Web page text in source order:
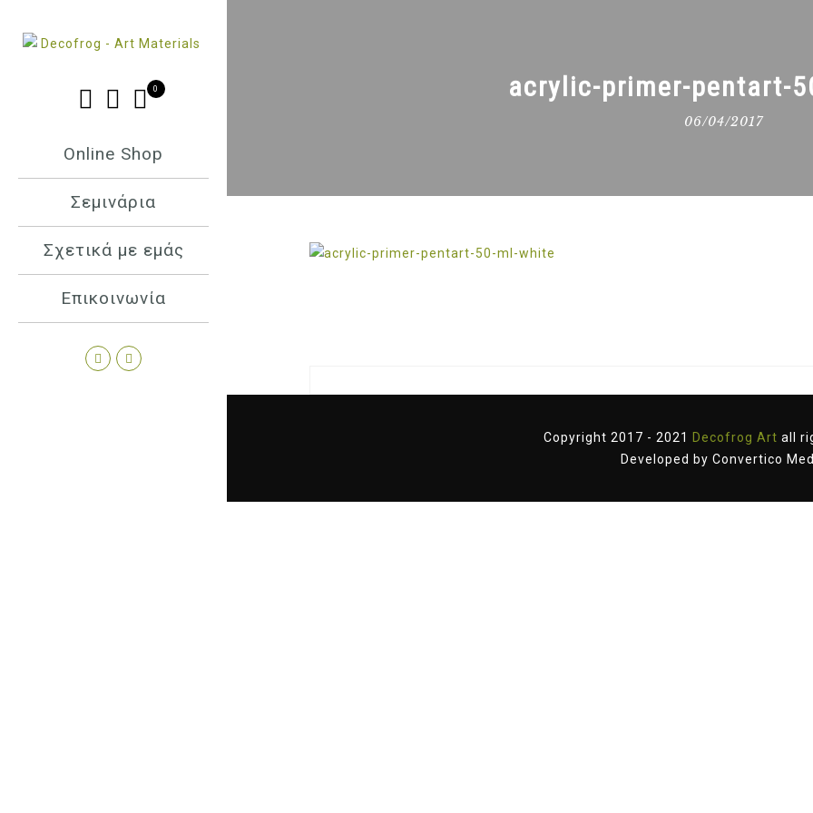
0
Online Shop
Σεμινάρια
Σχετικά με εμάς
Επικοινωνία
acrylic-primer-pentart-
06/04/2017
Copyright 2017 - 2021 Decofrog Art all
Developed by Convertico